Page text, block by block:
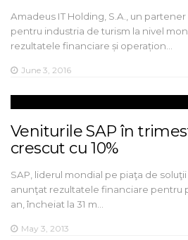
Amadeus IT Holding, S.A., un
pentru industria de turism la nivel
rezultatele financiare și operațion…
June 3, 2016
Veniturile SAP în
crescut cu 10%
SAP, liderul mondial pe piaţa de
anunţat rezultatele financiare pentru
an, încheiat la 31 m…
May 3, 2013